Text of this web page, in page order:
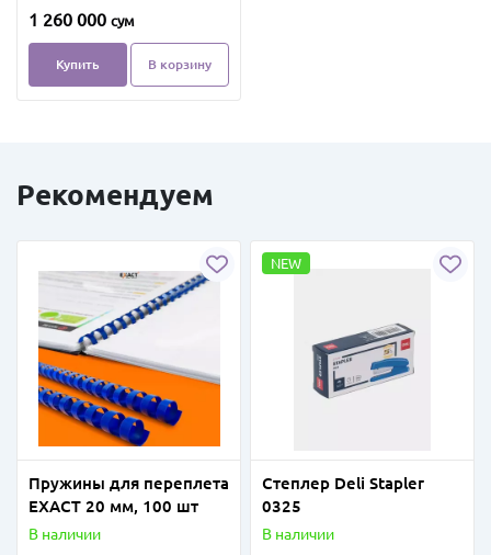
1 260 000 сум
Купить В корзину
Рекомендуем
Пружины для переплета
EXACТ 20 мм, 100 шт
В наличии
NEW
Степлер Deli Stapler
0325
В наличии